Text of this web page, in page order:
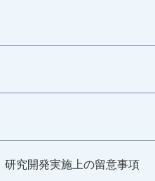
究開発実施上の留意事項